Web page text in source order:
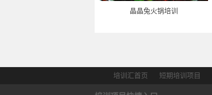
晶晶兔火锅培训
培训汇首页 短期培训项目